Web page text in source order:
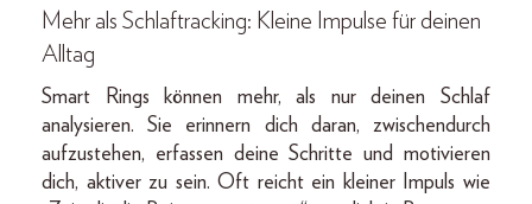
Mehr als Schlaftracking: Kleine Impulse für deinen
Alltag
Smart Rings können mehr, als nur deinen Schlaf
analysieren. Sie erinnern dich daran, zwischendurch
aufzustehen, erfassen deine Schritte und motivieren
dich, aktiver zu sein. Oft reicht ein kleiner Impuls wie